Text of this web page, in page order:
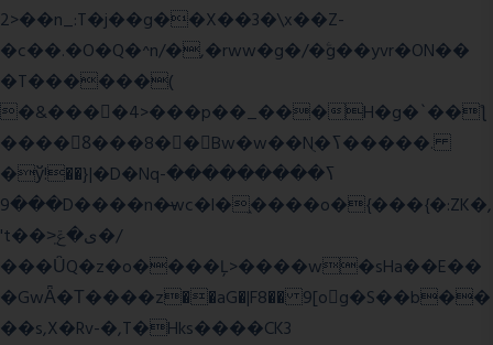
2>��n_:T�j��g��X��3�\x��Z-
�c��.�O�Q�^n/�,�rww�g�/�ۧg��yvr�ON��
�T������(
�&����4>���p��_���H�g�`��ƪ
����8َ���8� �󳳦Bw�w��Nֻ�ߖ�����.
�ў!��}|�D�Nqߖ���������-
���9D����n�̶wc�l�֑����o�{���{�:ZK�,
't��>͍ى�ݝ�/
���ǙQ�z�o����Ļ>����w�sHa��E��
�GwǞ�Τ����z��aG�|F8�� 9[og�S��b��
��s,X�Rv-�,T�Hks����CK3